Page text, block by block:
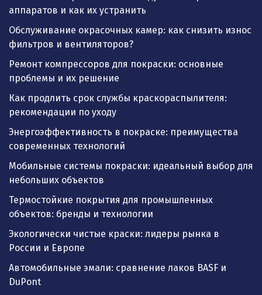
аппаратов и как их устранить
Обслуживание окрасочных камер: как снизить износ
фильтров и вентиляторов?
Ремонт компрессоров для покраски: основные
проблемы и их решение
Как продлить срок службы краскораспылителя:
рекомендации по уходу
Энергоэффективность в покраске: преимущества
современных технологий
Мобильные системы покраски: идеальный выбор для
небольших объектов
Термостойкие покрытия для промышленных
объектов: бренды и технологии
Экологически чистые краски: лидеры рынка в
России и Европе
Автомобильные эмали: сравнение лаков BASF и
DuPont